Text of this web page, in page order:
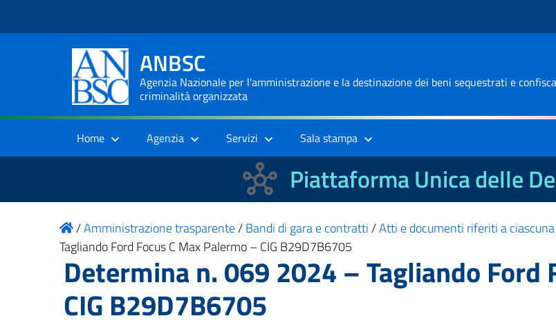
ANBSC
Agenzia Nazionale per l'amministrazione e la destinazione dei beni sequestrati e
criminalità organizzata
Home Agenzia Servizi Sala stampa
Piattaforma Unica delle
/Amministrazione trasparente/Bandi di gara e contratti/Atti e documenti riferiti a
Tagliando Ford Focus C Max Palermo – CIG B29D7B6705
Determina n. 069 2024 – Tagliando Ford
CIG B29D7B6705